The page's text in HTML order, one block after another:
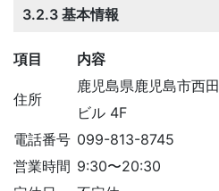
3.2.3 基本情報
項目 内容
住所
鹿児島県鹿児島市西
ビル 4F
電話番号 099-813-8745
営業時間 9:30〜20:30